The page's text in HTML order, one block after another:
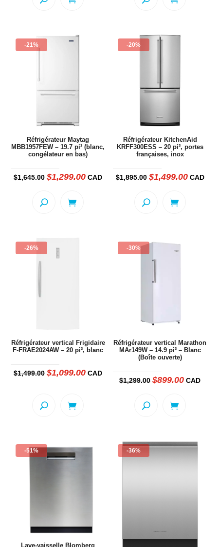
-21%
Réfrigérateur Maytag
MBB1957FEW – 19.7 pi³ (blanc,
congélateur en bas)
$1,645.00 Le
prix
$1,645.00.
$1,299.00Le
prix
CAD
-20%
Réfrigérateur KitchenAid
KRFF300ESS – 20 pi³, portes
françaises, inox
$1,895.00 Le
prix
$1,895.00.
$1,499.00Le
prix
CAD
-26%
Réfrigérateur vertical Frigidaire
F-FRAE2024AW – 20 pi³, blanc
$1,499.00 Le
prix
$1,099.00Le
prix
CAD
-30%
Réfrigérateur vertical Marathon
MAr149W – 14.9 pi³ – Blanc
(Boîte ouverte)
$1,299.00 Le
prix
$1,299.00.
$899.00Le
prix
CAD
-51%
Lave-vaisselle Blomberg
-36%